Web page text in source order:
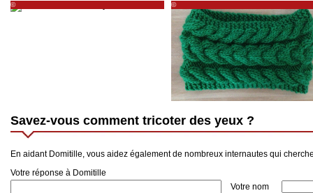
©
http://fraiseetco.canalblog.com/archives/2012/08/31/24999917.html
©
https://charlovblog.wordpress.com/2013/
multi-torsades-vert-qui-pique-les-yeux/
Savez-vous comment tricoter des yeux ?
En aidant Domitille, vous aidez également de nombreux internautes qui
Votre réponse à Domitille
Votre nom